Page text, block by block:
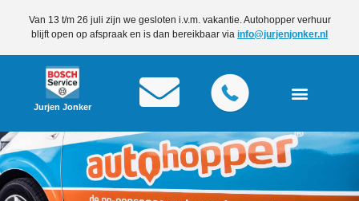
Van 13 t/m 26 juli zijn we gesloten i.v.m. vakantie. Autohopper verhuur
blijft open op afspraak en is dan bereikbaar via info@jurjenjonker.nl
Jurjen Jonker